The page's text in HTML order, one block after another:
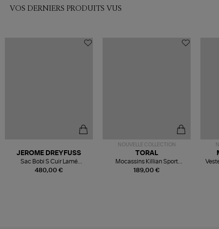
VOS DERNIERS PRODUITS VUS
480,00 €
JEROME DREYFUSS
Sac Bobi S Cuir Lamé
Champagne
NOUVELLE COLLECTION
189,00 €
TORAL
Mocassins Killian Sport
Mousse